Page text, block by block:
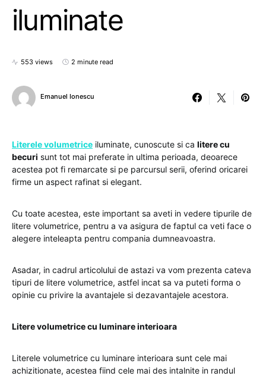
iluminate
553 views 2 minute read
Emanuel Ionescu
Literele volumetrice iluminate, cunoscute si ca litere cu
becuri sunt tot mai preferate in ultima perioada, deoarece
acestea pot fi remarcate si pe parcursul serii, oferind oricarei
firme un aspect rafinat si elegant.
Cu toate acestea, este important sa aveti in vedere tipurile de
litere volumetrice, pentru a va asigura de faptul ca veti face o
alegere inteleapta pentru compania dumneavoastra.
Asadar, in cadrul articolului de astazi va vom prezenta cateva
tipuri de litere volumetrice, astfel incat sa va puteti forma o
opinie cu privire la avantajele si dezavantajele acestora.
Litere volumetrice cu luminare interioara
Literele volumetrice cu luminare interioara sunt cele mai
achizitionate, acestea fiind cele mai des intalnite in randul